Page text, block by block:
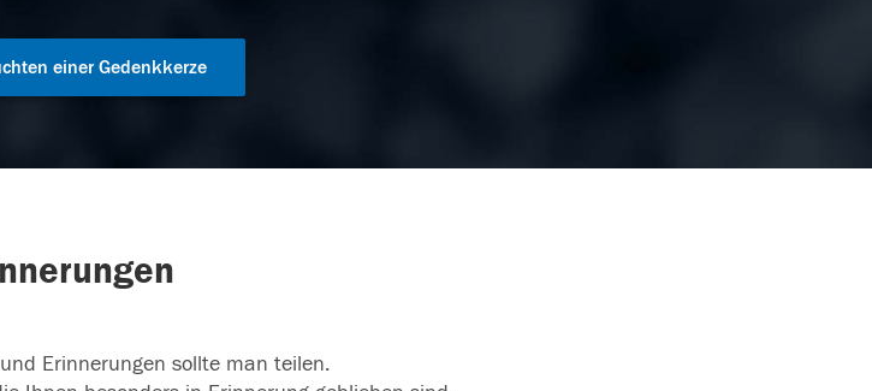
einer Gedenkkerze
Erinnerungen sollte man teilen.